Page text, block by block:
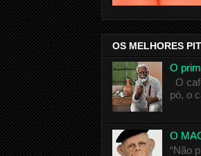
OS MELHORES
O
O
pó, o
O
“Não